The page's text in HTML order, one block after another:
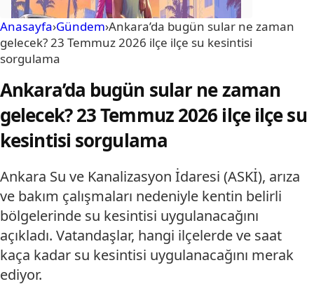
Anasayfa›Gündem›Ankara’da bugün sular ne zaman
gelecek? 23 Temmuz 2026 ilçe ilçe su kesintisi
sorgulama
Ankara’da bugün sular ne zaman
gelecek? 23 Temmuz 2026 ilçe ilçe su
kesintisi sorgulama
Ankara Su ve Kanalizasyon İdaresi (ASKİ), arıza
ve bakım çalışmaları nedeniyle kentin belirli
bölgelerinde su kesintisi uygulanacağını
açıkladı. Vatandaşlar, hangi ilçelerde ve saat
kaça kadar su kesintisi uygulanacağını merak
ediyor.